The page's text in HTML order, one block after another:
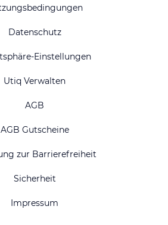
Datenschutz
Einstellungen
Utiq Verwalten
AGB
AGB Gutscheine
zur Barrierefreiheit
Sicherheit
Impressum